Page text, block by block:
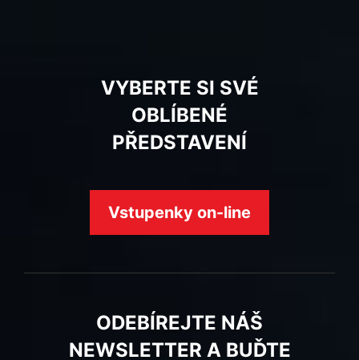
VYBERTE SI SVÉ
OBLÍBENÉ
PŘEDSTAVENÍ
Vstupenky on-line
ODEBÍREJTE NÁŠ
NEWSLETTER A BUĎTE